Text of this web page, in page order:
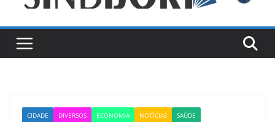
CIDADE DIVERSOS ECONOMIA NOTÍCIAS
SAÚDE